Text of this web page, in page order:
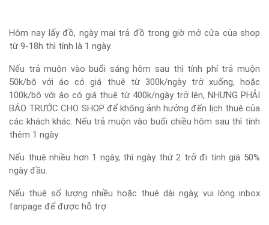
Hôm nay lấy đồ, ngày mai trả đồ trong giờ mở cửa của shop
từ 9-18h thì tính là 1 ngày.
Nếu trả muộn vào buổi sáng hôm sau thì tính phí trả muộn
50k/bộ với áo có giá thuê từ 300k/ngày trở xuống, hoặc
100k/bộ với áo có giá thuê từ 400k/ngày trở lên, NHƯNG PHẢI
BÁO TRƯỚC CHO SHOP để không ảnh hưởng đến lịch thuê của
các khách khác. Nếu trả muộn vào buổi chiều hôm sau thì tính
thêm 1 ngày
Nếu thuê nhiều hơn 1 ngày, thì ngày thứ 2 trở đi tính giá 50%
ngày đầu.
Nếu thuê số lượng nhiều hoặc thuê dài ngày, vui lòng inbox
fanpage để được hỗ trợ